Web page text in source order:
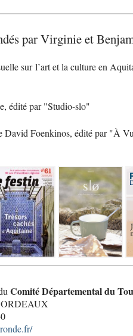
par Virginie et
sur l’art et la culture en
édité par "Studio-slo"
David Foenkinos, édité par "À
Comité Départemental du